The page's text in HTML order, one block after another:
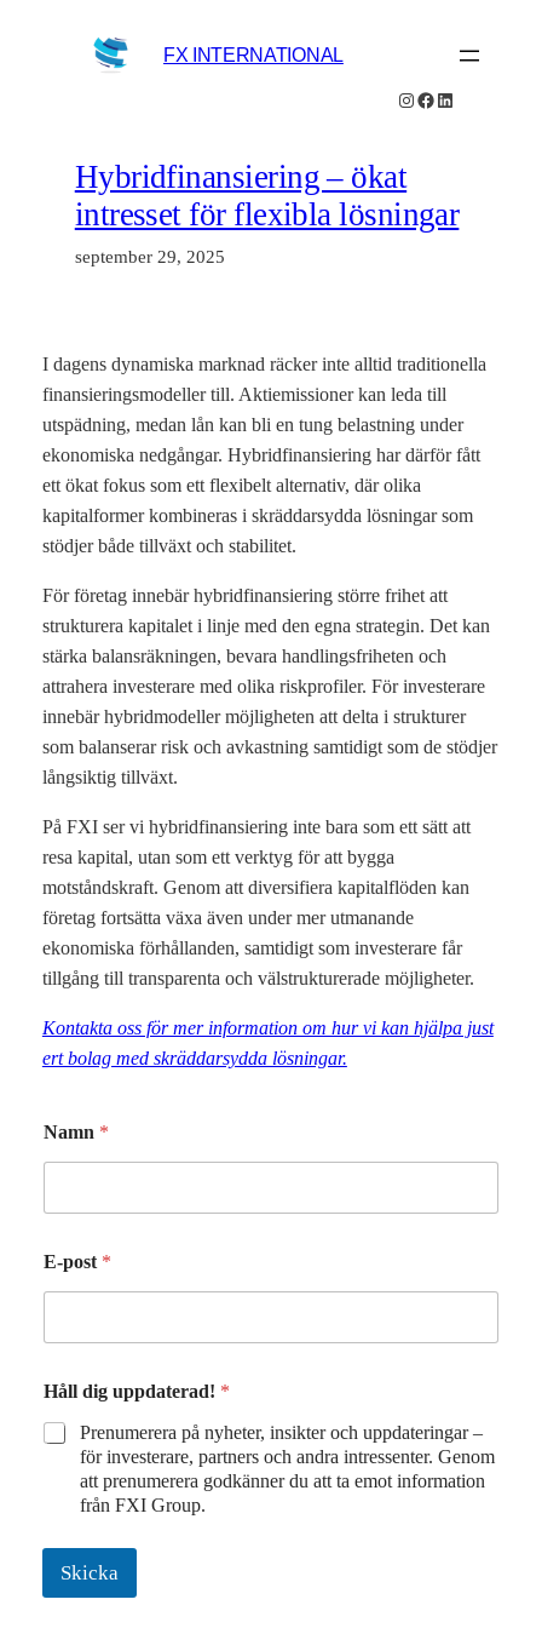
FX INTERNATIONAL
Instagram
Facebook
LinkedIn
Hybridfinansiering – ökat
intresset för flexibla lösningar
september 29, 2025
I dagens dynamiska marknad räcker inte alltid traditionella
finansieringsmodeller till. Aktiemissioner kan leda till
utspädning, medan lån kan bli en tung belastning under
ekonomiska nedgångar. Hybridfinansiering har därför fått
ett ökat fokus som ett flexibelt alternativ, där olika
kapitalformer kombineras i skräddarsydda lösningar som
stödjer både tillväxt och stabilitet.
För företag innebär hybridfinansiering större frihet att
strukturera kapitalet i linje med den egna strategin. Det kan
stärka balansräkningen, bevara handlingsfriheten och
attrahera investerare med olika riskprofiler. För investerare
innebär hybridmodeller möjligheten att delta i strukturer
som balanserar risk och avkastning samtidigt som de stödjer
långsiktig tillväxt.
På FXI ser vi hybridfinansiering inte bara som ett sätt att
resa kapital, utan som ett verktyg för att bygga
motståndskraft. Genom att diversifiera kapitalflöden kan
företag fortsätta växa även under mer utmanande
ekonomiska förhållanden, samtidigt som investerare får
tillgång till transparenta och välstrukturerade möjligheter.
Kontakta oss för mer information om hur vi kan hjälpa just
ert bolag med skräddarsydda lösningar.
Namn *
E-post *
i
g
N
å
l
Håll dig uppdaterad! *
Prenumerera på nyheter, insikter och uppdateringar –
för investerare, partners och andra intressenter. Genom
att prenumerera godkänner du att ta emot information
från FXI Group.
Skicka